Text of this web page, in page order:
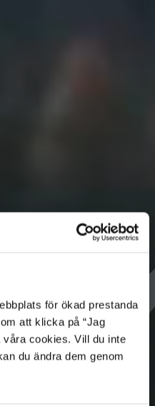
för ökad prestanda
att klicka på “Jag
våra cookies. Vill du inte
du ändra dem genom